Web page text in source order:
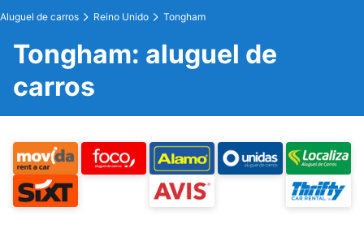
Aluguel de carros Reino Unido Tongham
Tongham: aluguel de
carros